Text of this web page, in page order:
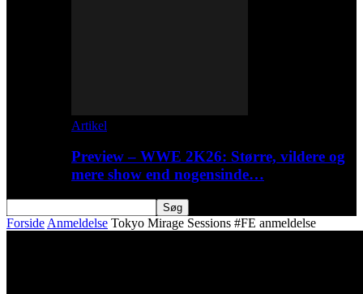
Artikel
Preview – WWE 2K26: Større, vildere og
mere show end nogensinde…
Forside Anmeldelse Tokyo Mirage Sessions #FE anmeldelse